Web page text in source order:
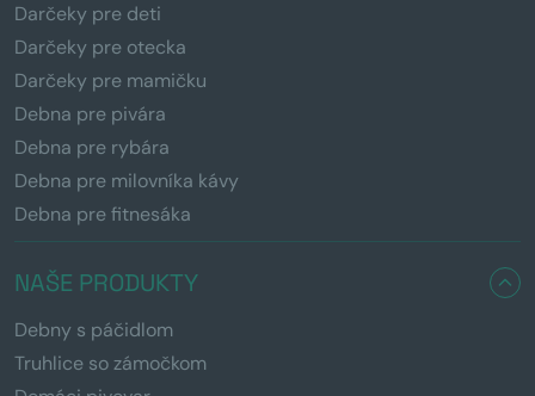
Darčeky pre deti
Darčeky pre otecka
Darčeky pre mamičku
Debna pre pivára
Debna pre rybára
Debna pre milovníka kávy
Debna pre fitnesáka
NAŠE PRODUKTY
Debny s páčidlom
Truhlice so zámočkom